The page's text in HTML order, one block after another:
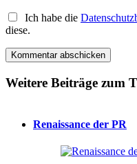
Ich habe die
diese.
Weitere Beiträge zum
Renaissance der PR